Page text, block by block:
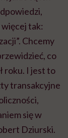
więcej tak:
Chcemy
co
roku. I jest to
transakcyjne
się w
Dziurski.